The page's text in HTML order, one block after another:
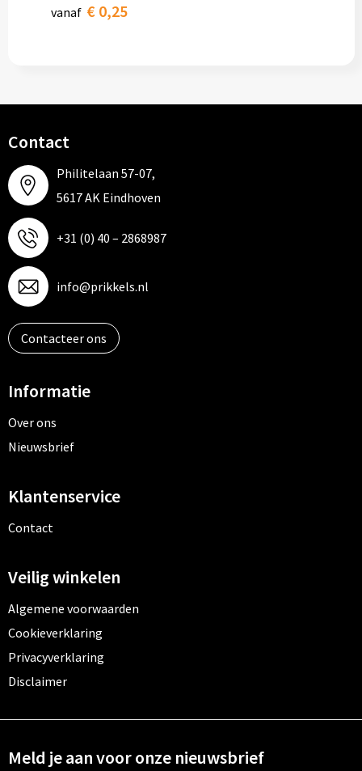
vanaf € 0,25
Contact
Philitelaan 57-07,
5617 AK Eindhoven
+31 (0) 40 – 2868987
info@prikkels.nl
Contacteer ons
Informatie
Over ons
Nieuwsbrief
Klantenservice
Contact
Veilig winkelen
Algemene voorwaarden
Cookieverklaring
Privacyverklaring
Disclaimer
Meld je aan voor onze nieuwsbrief